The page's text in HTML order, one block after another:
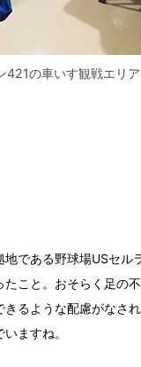
421の車いす観戦エリ
である野球場USセ
たこと。おそらく足
るような配慮がなさ
ますね。